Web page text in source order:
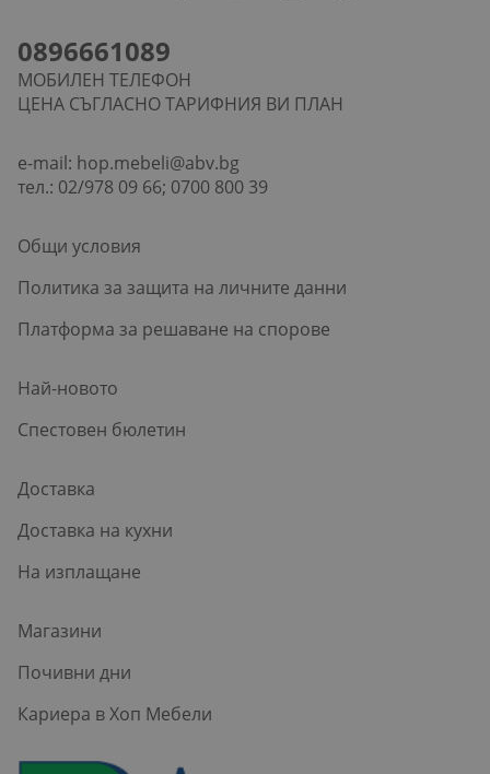
0896661089
МОБИЛЕН ТЕЛЕФОН
ЦЕНА СЪГЛАСНО ТАРИФНИЯ ВИ ПЛАН
e-mail: hop.mebeli@abv.bg
тел.: 02/978 09 66; 0700 800 39
Общи условия
Политика за защита на личните данни
Платформа за решаване на спорове
Най-новото
Спестовен бюлетин
Доставка
Доставка на кухни
На изплащане
Магазини
Почивни дни
Кариера в Хоп Мебели